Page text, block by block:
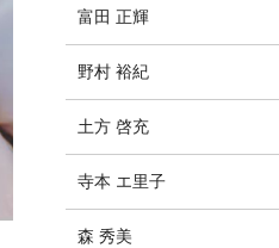
富田 正輝
野村 裕紀
土方 啓充
寺本 エ里子
森 秀美